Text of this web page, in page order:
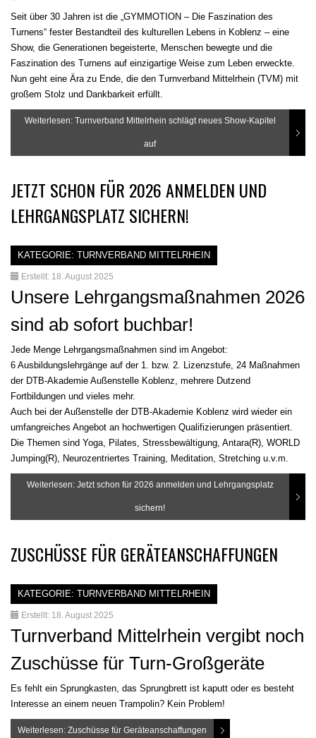
Seit über 30 Jahren ist die „GYMMOTION – Die Faszination des
Turnens“ fester Bestandteil des kulturellen Lebens in Koblenz – eine
Show, die Generationen begeisterte, Menschen bewegte und die
Faszination des Turnens auf einzigartige Weise zum Leben erweckte.
Nun geht eine Ära zu Ende, die den Turnverband Mittelrhein (TVM) mit
großem Stolz und Dankbarkeit erfüllt.
Weiterlesen: Turnverband Mittelrhein schlägt neues Show-Kapitel
auf
JETZT SCHON FÜR 2026 ANMELDEN UND
LEHRGANGSPLATZ SICHERN!
KATEGORIE: TURNVERBAND MITTELRHEIN
Erstellt: 18. August 2025
Unsere Lehrgangsmaßnahmen 2026
sind ab sofort buchbar!
Jede Menge Lehrgangsmaßnahmen sind im Angebot:
6 Ausbildungslehrgänge auf der 1. bzw. 2. Lizenzstufe, 24 Maßnahmen
der DTB-Akademie Außenstelle Koblenz, mehrere Dutzend
Fortbildungen und vieles mehr.
Auch bei der Außenstelle der DTB-Akademie Koblenz wird wieder ein
umfangreiches Angebot an hochwertigen Qualifizierungen präsentiert.
Die Themen sind Yoga, Pilates, Stressbewältigung, Antara(R), WORLD
Jumping(R), Neurozentriertes Training, Meditation, Stretching u.v.m.
Weiterlesen: Jetzt schon für 2026 anmelden und Lehrgangsplatz
sichern!
ZUSCHÜSSE FÜR GERÄTEANSCHAFFUNGEN
KATEGORIE: TURNVERBAND MITTELRHEIN
Erstellt: 18. August 2025
Turnverband Mittelrhein vergibt noch
Zuschüsse für Turn-Großgeräte
Es fehlt ein Sprungkasten, das Sprungbrett ist kaputt oder es besteht
Interesse an einem neuen Trampolin? Kein Problem!
Weiterlesen: Zuschüsse für Geräteanschaffungen